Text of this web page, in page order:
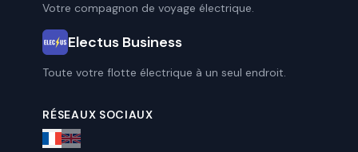
Votre compagnon de voyage électrique.
Electus Business
Toute votre flotte électrique à un seul endroit.
RÉSEAUX SOCIAUX